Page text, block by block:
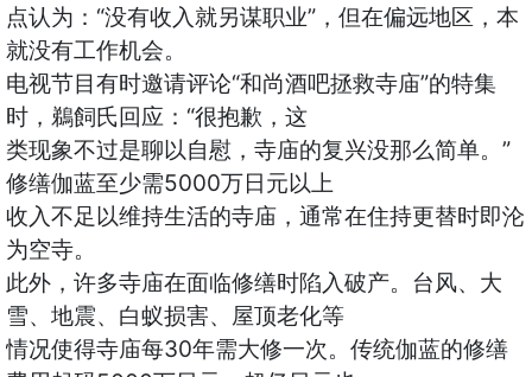
点认为：“没有收入就另谋职业”，但在偏远地区，本
就没有工作机会。
电视节目有时邀请评论“和尚酒吧拯救寺庙”的特集
时，鵜飼氏回应：“很抱歉，这
类现象不过是聊以自慰，寺庙的复兴没那么简单。”
修缮伽蓝至少需5000万日元以上
收入不足以维持生活的寺庙，通常在住持更替时即沦
为空寺。
此外，许多寺庙在面临修缮时陷入破产。台风、大
雪、地震、白蚁损害、屋顶老化等
情况使得寺庙每30年需大修一次。传统伽蓝的修缮